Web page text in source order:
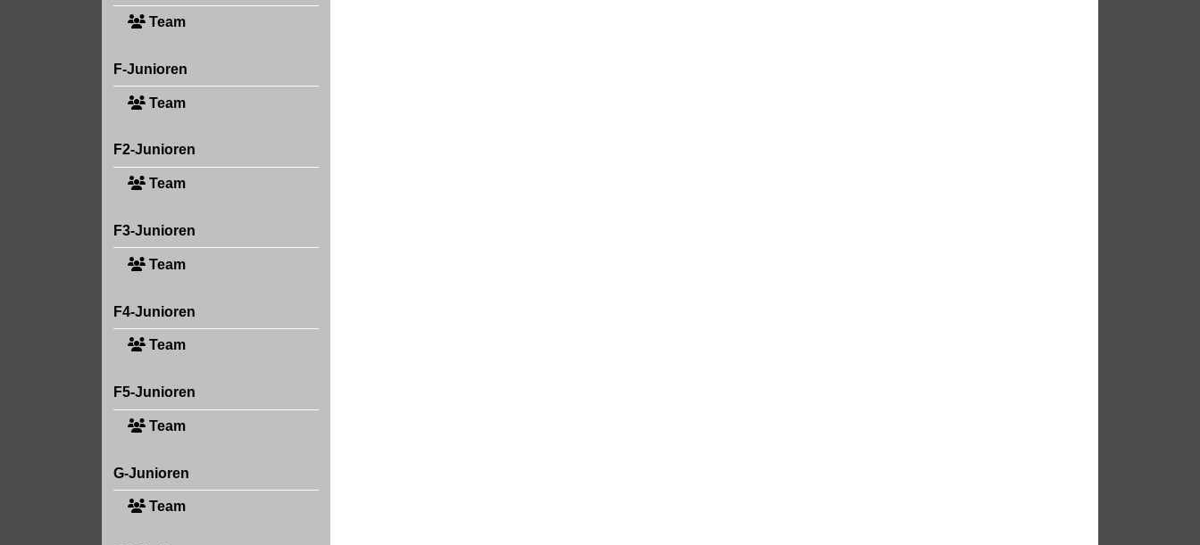
Team
F-Junioren
Team
F2-Junioren
Team
F3-Junioren
Team
F4-Junioren
Team
F5-Junioren
Team
G-Junioren
Team